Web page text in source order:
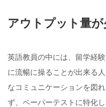
アウトプット量
英語教員の中には、留学経
に流暢に操ることが出来る
なコミュニケーションを図
ず、ペーパーテストに特化